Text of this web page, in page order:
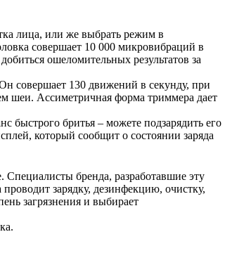
лица, или же выбрать режим в
совершает 10 000 микровибраций в
ошеломительных результатов за
совершает 130 движений в секунду, при
шеи. Ассиметричная форма триммера дает
быстрого бритья – можете подзарядить его
который сообщит о состоянии заряда
Специалисты бренда, разработавшие эту
зарядку, дезинфекцию, очистку,
загрязнения и выбирает